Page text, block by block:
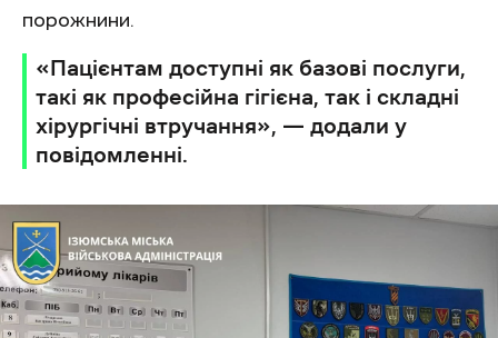
порожнини.
«Пацієнтам доступні як базові послуги,
такі як професійна гігієна, так і складні
хірургічні втручання», — додали у
повідомленні.